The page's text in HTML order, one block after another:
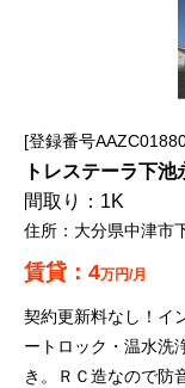
登録番号
トレステーラ下池
1K
大分県中津市
4万円/月
契約更新料なし！イ
ートロック・温水洗
き。ＲＣ造なので防